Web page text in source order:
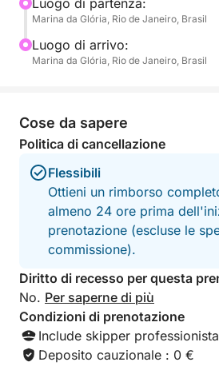
bevande o snack preferiti per
esperienza.
frenetico della città, anche solo
spazio per distendersi, fare un
prospettiva unica.
Luogo di partenza:
Marina da Glória, Rio de Janeiro, Brasil
Luogo di arrivo:
Marina da Glória, Rio de Janeiro, Brasil
Cose da sapere
Politica di cancellazione
Flessibili
Ottieni un rimborso
almeno 24 ore prima
prenotazione (escluse le
commissione).
Diritto di recesso per questa
No. Per saperne di più
Condizioni di prenotazione
Include skipper professionista
Deposito cauzionale : 0 €